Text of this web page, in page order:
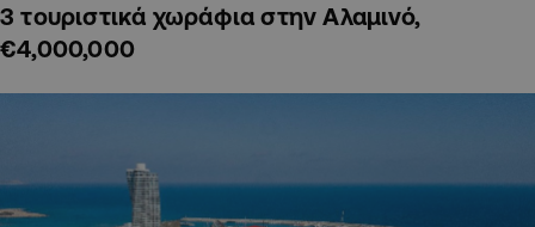
3 τουριστικά χωράφια στην Αλαμινό,
€4,000,000